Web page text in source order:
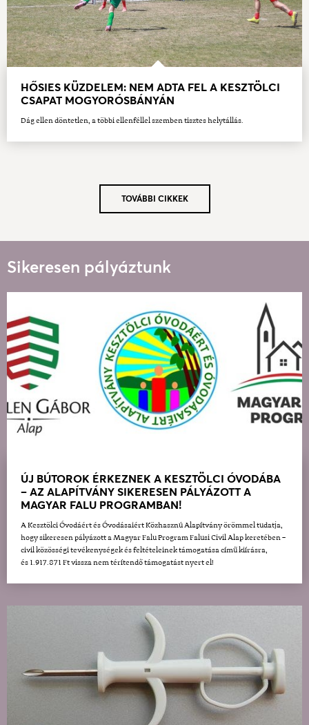
HŐSIES KÜZDELEM: NEM ADTA FEL A KESZTÖLCI
CSAPAT MOGYORÓSBÁNYÁN
Dág ellen döntetlen, a többi ellenféllel szemben tisztes helytállás.
TOVÁBBI CIKKEK
Sikeresen pályáztunk
ÚJ BÚTOROK ÉRKEZNEK A KESZTÖLCI ÓVODÁBA
– AZ ALAPÍTVÁNY SIKERESEN PÁLYÁZOTT A
MAGYAR FALU PROGRAMBAN!
A Kesztölci Óvodáért és Óvodásaiért Közhasznú Alapítvány örömmel tudatja,
hogy sikeresen pályázott a Magyar Falu Program Falusi Civil Alap keretében –
civil közösségi tevékenységek és feltételeinek támogatása című kiírásra,
és 1.917.871 Ft vissza nem térítendő támogatást nyert el!